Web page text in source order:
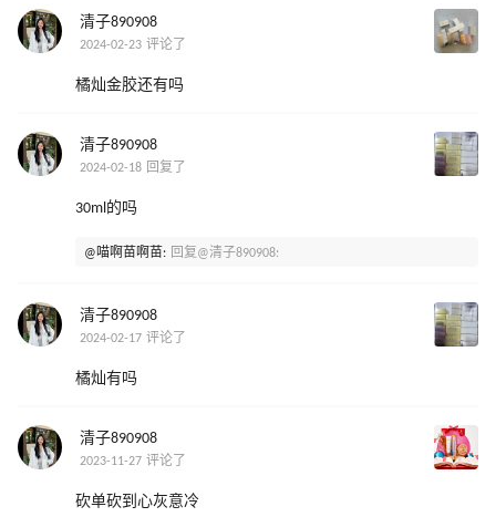
清子890908
2024-02-23 评论了
橘灿金胶还有吗
清子890908
2024-02-18 回复了
30ml的吗
@喵啊苗啊苗: 回复@清子890908:
清子890908
2024-02-17 评论了
橘灿有吗
清子890908
2023-11-27 评论了
砍单砍到心灰意冷